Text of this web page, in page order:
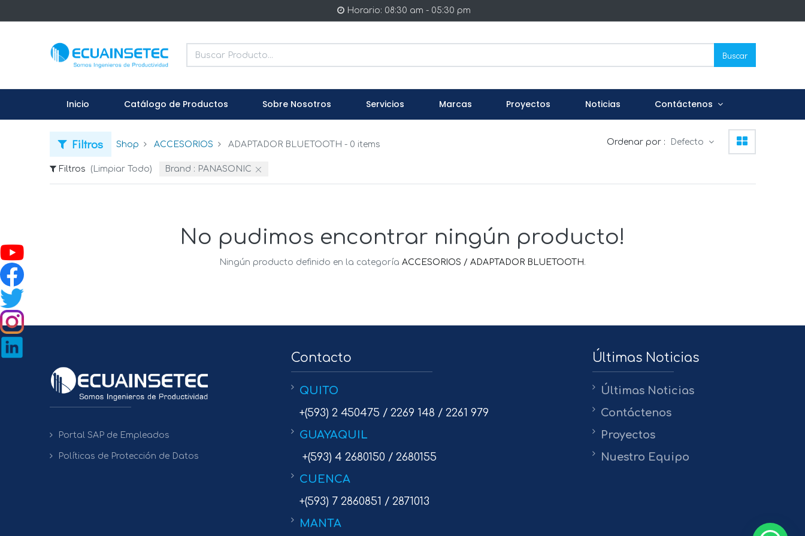
Horario: 08:30 am - 05:30 pm
Buscar
Inicio Catálogo de Productos Sobre Nosotros Servicios Marcas Proyectos Noticias Contáctenos
Filtros Shop ACCESORIOS ADAPTADOR BLUETOOTH - 0 items Ordenar por : Defecto
Filtros (Limpiar Todo) Brand : PANASONIC
No pudimos encontrar ningún producto!
Ningún producto definido en la categoría ACCESORIOS / ADAPTADOR BLUETOOTH.
Portal SAP de Empleados
Políticas de Protección de Datos
Contacto
QUITO
+(593) 2 450475 / 2269 148 / 2261 979
GUAYAQUIL
+(593) 4 2680150 / 2680155
CUENCA
+(593) 7 2860851 / 2871013
MANTA
Últimas Noticias
Últimas Noticias
Contáctenos
Proyectos
Nuestro Equipo